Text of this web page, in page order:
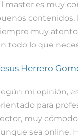
master es muy
contenidos,
muy
todo lo que
Herrero
mi opinión,
para
muy
sea online.